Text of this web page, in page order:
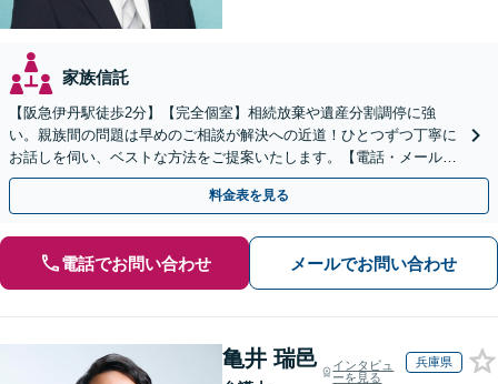
家族信託
【阪急伊丹駅徒歩2分】【完全個室】相続放棄や遺産分割調停に強
い。親族間の問題は早めのご相談が解決への近道！ひとつずつ丁寧に
お話しを伺い、ベストな方法をご提案いたします。【電話・メール相
談初回無料】【休日夜間対応可】【オンライン可能】
料金表を見る
電話でお問い合わせ メールでお問い合わせ
亀井 瑞邑
インタビュ
ーを見る
兵庫県